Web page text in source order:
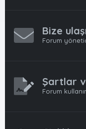
Bize
Forum
Şartlar
Forum